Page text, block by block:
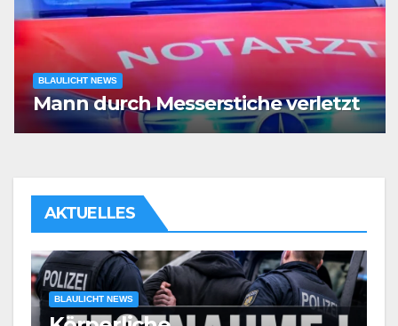
BLAULICHT NEWS
Mann durch Messerstiche verletzt
AKTUELLES
BLAULICHT NEWS